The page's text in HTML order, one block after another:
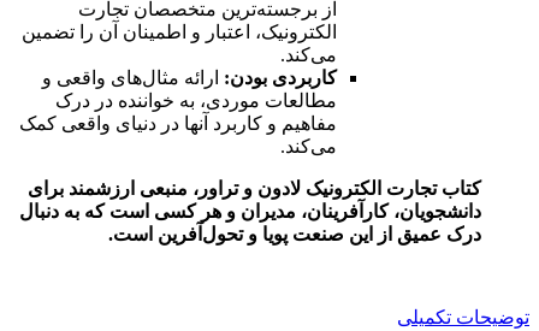
از برجسته‌ترین متخصصان تجارت
الکترونیک، اعتبار و اطمینان آن را تضمین
می‌کند.
کاربردی بودن: ارائه مثال‌های واقعی و
مطالعات موردی، به خواننده در درک
مفاهیم و کاربرد آنها در دنیای واقعی کمک
می‌کند.
کتاب تجارت الکترونیک لادون و تراور، منبعی ارزشمند برای
دانشجویان، کارآفرینان، مدیران و هر کسی است که به دنبال
درک عمیق از این صنعت پویا و تحول‌آفرین است.
توضیحات تکمیلی